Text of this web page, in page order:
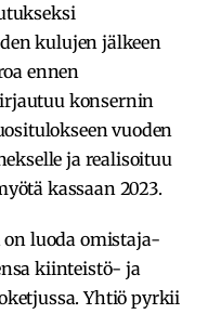
kulujen jälkeen
ennen
konsernin
vuoden
ja realisoituu
kassaan 2023.
on luoda omistaja-
kiinteistö- ja
Yhtiö pyrkii